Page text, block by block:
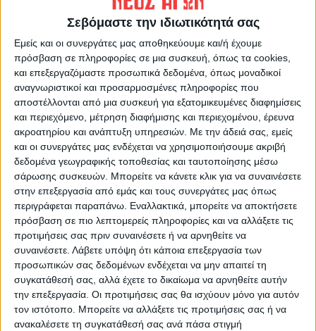
Σεβόμαστε την ιδιωτικότητά σας
Εμείς και οι συνεργάτες μας αποθηκεύουμε και/ή έχουμε
πρόσβαση σε πληροφορίες σε μια συσκευή, όπως τα cookies,
και επεξεργαζόμαστε προσωπικά δεδομένα, όπως μοναδικοί
αναγνωριστικοί και προσαρμοσμένες πληροφορίες που
αποστέλλονται από μια συσκευή για εξατομικευμένες διαφημίσεις
και περιεχόμενο, μέτρηση διαφήμισης και περιεχομένου, έρευνα
ακροατηρίου και ανάπτυξη υπηρεσιών. Με την άδειά σας, εμείς
και οι συνεργάτες μας ενδέχεται να χρησιμοποιήσουμε ακριβή
δεδομένα γεωγραφικής τοποθεσίας και ταυτοποίησης μέσω
σάρωσης συσκευών. Μπορείτε να κάνετε κλικ για να συναινέσετε
στην επεξεργασία από εμάς και τους συνεργάτες μας όπως
περιγράφεται παραπάνω. Εναλλακτικά, μπορείτε να αποκτήσετε
πρόσβαση σε πιο λεπτομερείς πληροφορίες και να αλλάξετε τις
προτιμήσεις σας πριν συναινέσετε ή να αρνηθείτε να
συναινέσετε. Λάβετε υπόψη ότι κάποια επεξεργασία των
προσωπικών σας δεδομένων ενδέχεται να μην απαιτεί τη
συγκατάθεσή σας, αλλά έχετε το δικαίωμα να αρνηθείτε αυτήν
την επεξεργασία. Οι προτιμήσεις σας θα ισχύουν μόνο για αυτόν
τον ιστότοπο. Μπορείτε να αλλάξετε τις προτιμήσεις σας ή να
ανακαλέσετε τη συγκατάθεσή σας ανά πάσα στιγμή
Σε πρώτο ενικό 12/5/2026
Ανείπωτη τραγωδία στη
Ραχούλα Λάρισας- 58χρονος
έπεσε με το τρακτερ του σε
κενό 10 μέτρων και
καταπλακώθηκε
ΝΕΟΣ ΑΓΩΝ
Η Αρχαιότερη Καθημερινή Πρωινή Εφημερίδα της Καρδίτσας